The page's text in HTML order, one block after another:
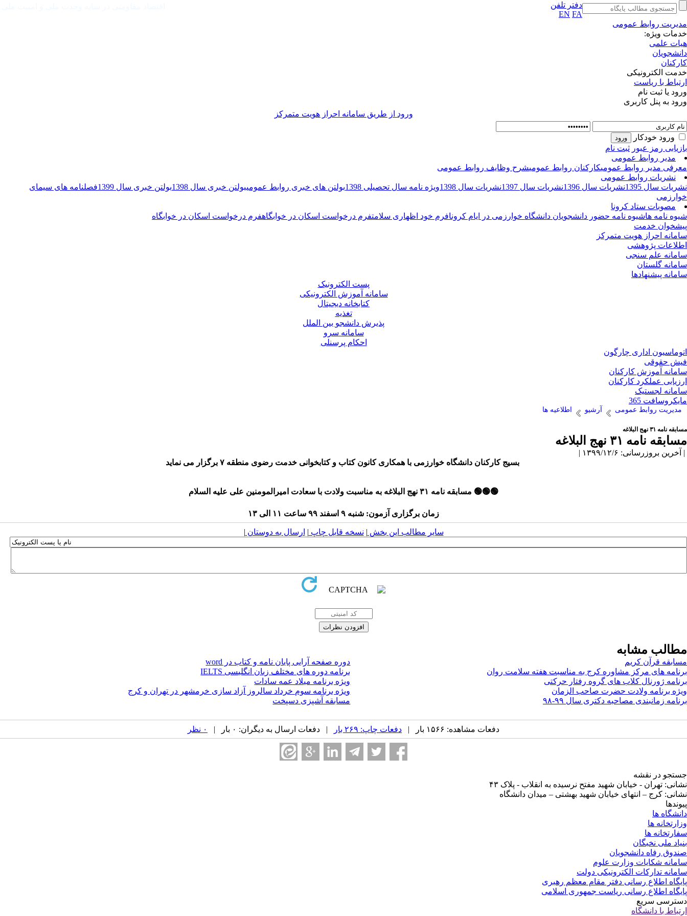
دفتر تلفن
EN FA
مدیریت روابط عمومی
خدمات ویژه:
هیات علمی
دانشجویان
کارکنان
خدمت الکترونیکی
ارتباط با ریاست
ورود یا ثبت نام
ورود به پنل کاربری
ورود از طريق سامانه احراز هويت متمركز
ورود خودکار
بازیابی رمز عبور ثبت نام
مدیر روابط عمومی
معرفی مدیر روابط عمومیکارکنان روابط عمومیشرح وظایف روابط عمومی
نشریات روابط عمومی
نشریات سال 1395
نشریات سال 1396 نشریات سال 1397 نشریات سال 1398 ویژه نامه سال تحصیلی 1398 بولتن های خبری روابط عمومیبولتن خبری سال 1398 بولتن خبری سال 1399
فصلنامه های سیمای
خوارزمی
مصوبات ستاد کرونا
شیوه نامه هاشیوه نامه حضور دانشجویان دانشگاه خوارزمی در ایام کرونافرم خود اظهاری سلامتفرم درخواست اسکان در خوابگاهفرم درخواست اسکان در خوابگاه
پیشخوان خدمت
سامانه احراز هویت متمرکز
اطلاعات پژوهشی
سامانه علم سنجی
سامانه گلستان
سامانه پیشنهادها
پست الکترونیک
سامانه آموزش الکترونیکی
کتابخانه دیجیتال
تغذیه
پذیرش دانشجو بین الملل
سامانه سرو
احکام پرسنلی
اتوماسیون اداری چارگون
فیش حقوقی
سامانه آموزش کارکنان
ارزیابی عملکرد کارکنان
سامانه لجستیک
مایکروسافت 365
مدیریت روابط عمومی آرشیو اطلاعیه ها
مسابقه نامه ۳۱ نهج البلاغه
مسابقه نامه ۳۱ نهج البلاغه
| آخرین بروزرسانی: ۱۳۹۹/۱۲/۶ |
بسیج کارکنان دانشگاه خوارزمی با همکاری کانون کتاب و کتابخوانی خدمت رضوی منطقه ۷ برگزار می نماید
🟢🟢🟢 مسابقه نامه ۳۱ نهج البلاغه به مناسبت ولادت با سعادت امیرالمومنین علی علیه السلام
زمان برگزاری آزمون: شنبه ۹ اسفند ۹۹ ساعت ۱۱ الی ۱۳
سایر مطالب این بخش | نسخه قابل چاپ | ارسال به دوستان |
مطالب مشابه
مسابقه قرآن کریم
دوره صفحه آرایی پایان نامه و کتاب در word
برنامه های مرکز مشاوره کرج به مناسبت هفته سلامت روان
برنامه دوره های مختلف زبان انگلیسی IELTS
برنامه ژورنال کلاب های گروه رفتار حرکتی
ویژه برنامه میلاد عمه سادات
ویژه برنامه ولادت حضرت صاحب الزمان
ویژه برنامه سوم خرداد سالروز آزاد سازی خرمشهر در تهران و کرج
برنامه زمانبندی مصاحبه دکتری سال ۹۹-۹۸
مسابقه آشپزی دسپخت
دفعات مشاهده: ۱۵۶۶ بار | دفعات چاپ: ۲۶۹ بار | دفعات ارسال به دیگران: ۰ بار | ۰ نظر
جستجو در نقشه
نشانی: تهران - خیابان شهید مفتح نرسیده به انقلاب - پلاک ۴۳
نشانی: کرج – انتهای خیابان شهید بهشتی – میدان دانشگاه
پیوندها
دانشگاه ها
وزارتخانه ها
سفارتخانه ها
بنیاد ملی نخبگان
صندوق رفاه دانشجویان
سامانه شکایات وزارت علوم
سامانه تدارکات الکترونیکی دولت
پایگاه اطلاع رسانی دفتر مقام معظم رهبری
پایگاه اطلاع رسانی ریاست جمهوری اسلامی
دسترسی سریع
ارتباط با دانشگاه